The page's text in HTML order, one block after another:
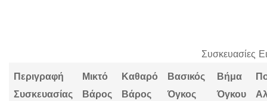
Συσκευασίες
Περιγραφή
Συσκευασίας
Μικτό
Βάρος
Καθαρό
Βάρος
Βασικός
Όγκος
Βήμα
Όγκου